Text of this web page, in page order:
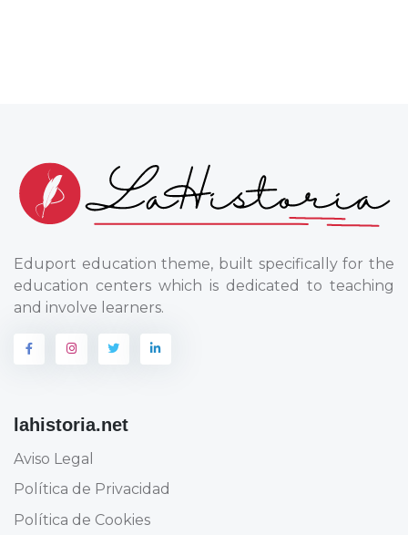
Eduport education theme, built specifically for the
education centers which is dedicated to teaching
and involve learners.
lahistoria.net
Aviso Legal
Política de Privacidad
Política de Cookies